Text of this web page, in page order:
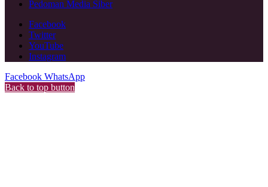
Pedoman Media Siber
Facebook
Twitter
YouTube
Instagram
Facebook WhatsApp
Back to top button